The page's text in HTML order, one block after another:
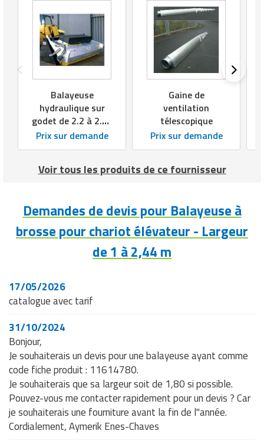
Vêtement sportif
Rôtisserie professionnelle
Sautause professionnelle
Table de cuisson professionnelle
Tables de préparation réfrigérées
Ustensile de cuisine
Balayeuse
hydraulique sur
godet de 2.2 à 2.65
m
Prix sur demande
Gaine de
ventilation
télescopique
Prix sur demande
Voir tous les produits de ce fournisseur
Demandes de devis pour Balayeuse à
brosse pour chariot élévateur - Largeur
de 1 à 2,44 m
17/05/2026
catalogue avec tarif
31/10/2024
Bonjour,
Je souhaiterais un devis pour une balayeuse ayant comme
code fiche produit : 11614780.
Je souhaiterais que sa largeur soit de 1,80 si possible.
Pouvez-vous me contacter rapidement pour un devis ? Car
je souhaiterais une fourniture avant la fin de l"année.
Cordialement, Aymerik Enes-Chaves